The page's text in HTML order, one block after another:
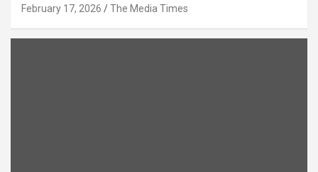
February 17, 2026 The Media Times